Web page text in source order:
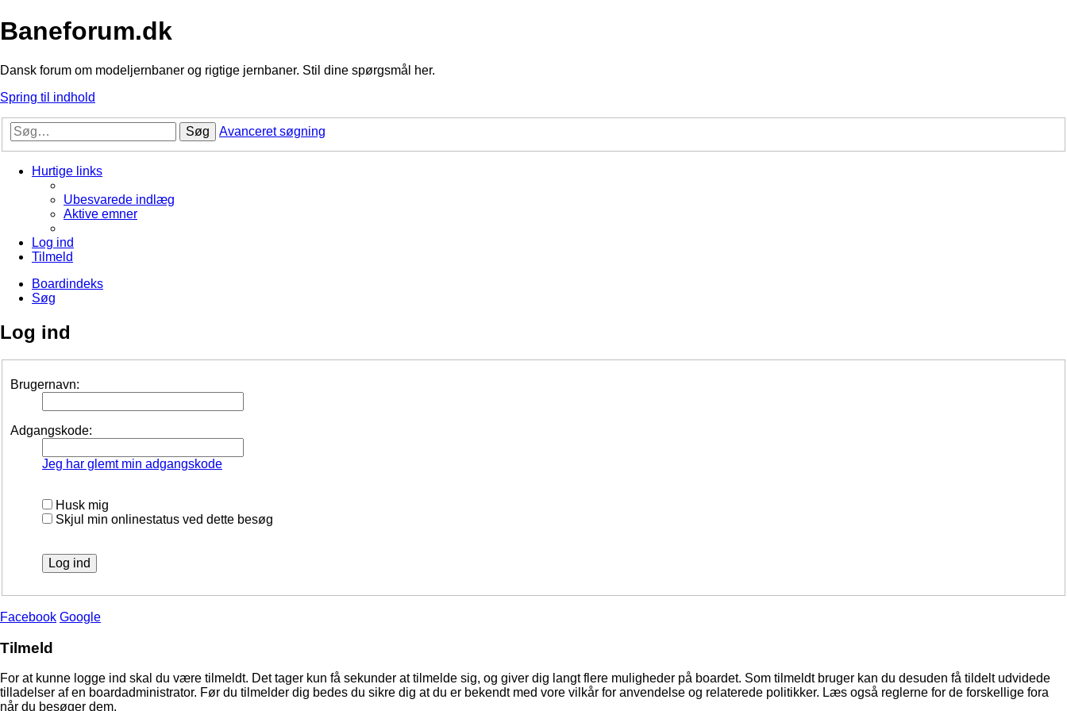
Baneforum.dk
Dansk forum om modeljernbaner og rigtige jernbaner. Stil dine spørgsmål her.
Spring til indhold
Søg Avanceret søgning
Hurtige links
Ubesvarede indlæg
Aktive emner
Log ind
Tilmeld
Boardindeks
Søg
Log ind
Brugernavn:
Adgangskode:
Jeg har glemt min adgangskode
Husk mig
Skjul min onlinestatus ved dette besøg
Facebook Google
Tilmeld
For at kunne logge ind skal du være tilmeldt. Det tager kun få sekunder at tilmelde sig, og giver dig langt flere muligheder på boardet. Som tilmeldt bruger kan du desuden få tildelt udvidede
tilladelser af en boardadministrator. Før du tilmelder dig bedes du sikre dig at du er bekendt med vore vilkår for anvendelse og relaterede politikker. Læs også reglerne for de forskellige fora
når du besøger dem.